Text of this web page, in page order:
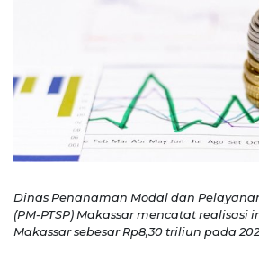
Dinas Penanaman Modal dan
(PM-PTSP) Makassar mencatat realisasi
Makassar sebesar Rp8,30 triliun pada